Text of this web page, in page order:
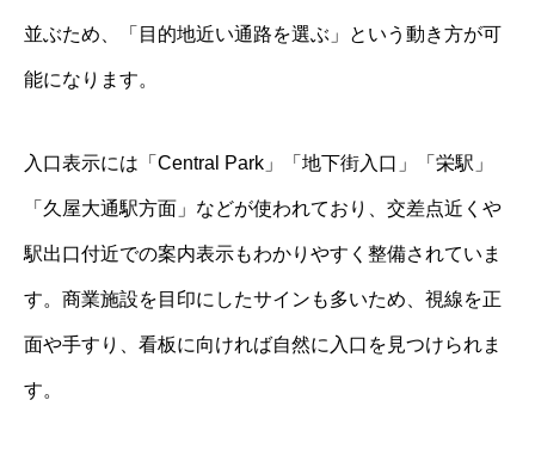
並ぶため、「目的地近い通路を選ぶ」という動き方が可
能になります。
入口表示には「Central Park」「地下街入口」「栄駅」
「久屋大通駅方面」などが使われており、交差点近くや
駅出口付近での案内表示もわかりやすく整備されていま
す。商業施設を目印にしたサインも多いため、視線を正
面や手すり、看板に向ければ自然に入口を見つけられま
す。